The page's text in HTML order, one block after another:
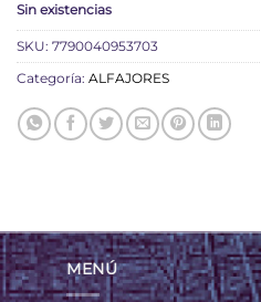
Sin existencias
SKU: 7790040953703
Categoría: ALFAJORES
MENÚ